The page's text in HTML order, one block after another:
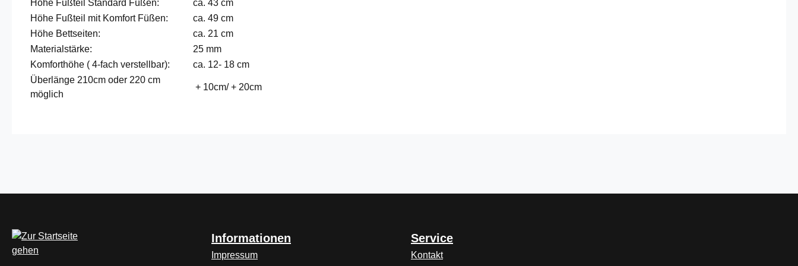
Höhe Fußteil Standard Füßen:
ca. 43 cm
Höhe Fußteil mit Komfort Füßen:
ca. 49 cm
Höhe Bettseiten:
ca. 21 cm
Materialstärke:
25 mm
Komforthöhe ( 4-fach verstellbar):
ca. 12- 18 cm
Überlänge 210cm oder 220 cm
möglich
+ 10cm/ + 20cm
Informationen
Impressum
Service
Kontakt